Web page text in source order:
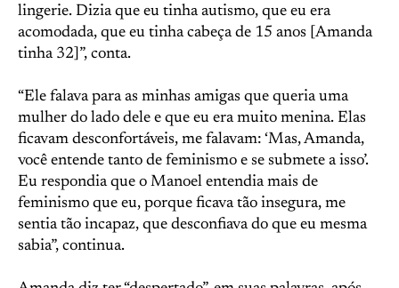
lingerie. Dizia que eu tinha autismo, que eu era
acomodada, que eu tinha cabeça de 15 anos [Amanda
tinha 32]”, conta.
“Ele falava para as minhas amigas que queria uma
mulher do lado dele e que eu era muito menina. Elas
ficavam desconfortáveis, me falavam: ‘Mas, Amanda,
você entende tanto de feminismo e se submete a isso’.
Eu respondia que o Manoel entendia mais de
feminismo que eu, porque ficava tão insegura, me
sentia tão incapaz, que desconfiava do que eu mesma
sabia”, continua.